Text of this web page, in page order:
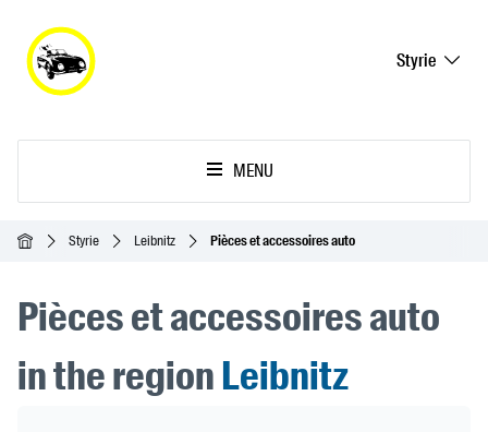
Styrie
MENU
AccueilStyrie Leibnitz Pièces et accessoires auto
Pièces et accessoires auto
in the regionLeibnitz